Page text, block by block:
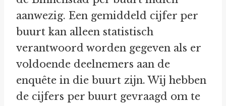
aanwezig. Een gemiddeld cijfer per
buurt kan alleen statistisch
verantwoord worden gegeven als er
voldoende deelnemers aan de
enquête in die buurt zijn. Wij hebben
de cijfers per buurt gevraagd om te